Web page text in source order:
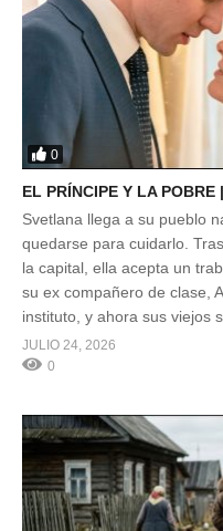
0
EL PRÍNCIPE Y LA
Svetlana llega a su pueblo
quedarse para cuidarlo.
la capital, ella acepta un
su ex compañero de clase,
instituto, y ahora sus viejos
JULIO 24, 2026
0